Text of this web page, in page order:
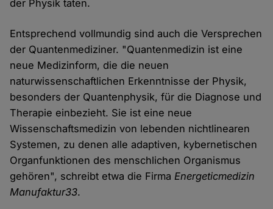
der Physik taten.
Entsprechend vollmundig sind auch die Versprechen
der Quantenmediziner. "Quantenmedizin ist eine
neue Medizinform, die die neuen
naturwissenschaftlichen Erkenntnisse der Physik,
besonders der Quantenphysik, für die Diagnose und
Therapie einbezieht. Sie ist eine neue
Wissenschaftsmedizin von lebenden nichtlinearen
Systemen, zu denen alle adaptiven, kybernetischen
Organfunktionen des menschlichen Organismus
gehören", schreibt etwa die FirmaEnergeticmedizin
Manufaktur33.